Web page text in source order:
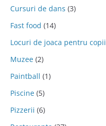
Cursuri de dans (3)
Fast food (14)
Locuri de joaca pentru copii
Muzee (2)
Paintball (1)
Piscine (5)
Pizzerii (6)